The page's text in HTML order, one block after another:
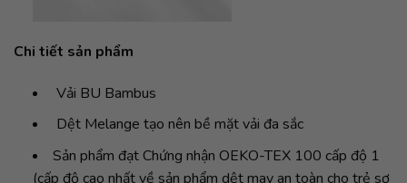
Chi tiết sản phẩm
Vải BU Bambus
Dệt Melange tạo nên bề mặt vải đa sắc
Sản phẩm đạt Chứng nhận OEKO-TEX 100 cấp độ 1
(cấp độ cao nhất về sản phẩm dệt may an toàn cho trẻ sơ